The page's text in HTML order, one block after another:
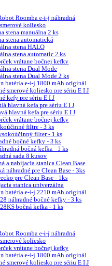
Roomba e-i-j náhradná
koliesko
stena manuálna 2 ks
stena automatická
stena HALO
stena automatic 2 ks
vrátane bočnej kefky
stena Dual Mode
stena Dual Mode 2 ks
batéria e-i-j 1800 mAh originál
smerové koliesko pre sériu E I J
kefy pre sériu E I J
hlavná kefa pre sériu E I J
hlavná kefa pre sériu E I J
vrátane bočnej kefky
filtre - 3 ks
filter - 1 ks
bočné kefky - 3 ks
bočná kefka - 1 ks
sada 8 kusov
a nabíjacia stanica Clean Base
náhradné pre Clean Base - 3ks
pre Clean Base - 1ks
stanica univerzálna
batéria e-i-j 2210 mAh originál
náhradné bočné kefky - 3 ks
bočná kefka - 1 ks
Roomba e-i-j náhradná
koliesko
vrátane bočnej kefky
batéria e-i-j 1800 mAh originál
smerové koliesko pre sériu E I J